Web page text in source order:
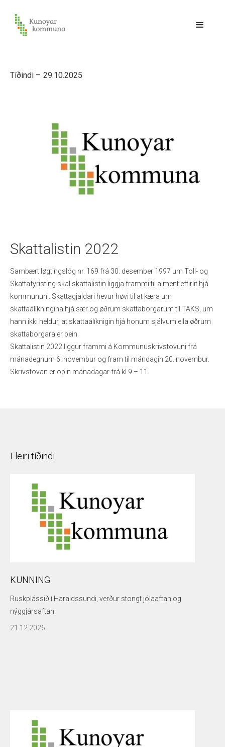
Tíðindi – 29.10.2025
Skattalistin 2022
Sambært løgtingslóg nr. 169 frá 30. desember 1997 um Toll- og
Skattafyristing skal skattalistin liggja frammi til alment eftirlit hjá
kommununi. Skattagjaldari hevur høvi til at kæra um
skattaálíkningina hjá sær og øðrum skattaborgarum til TAKS, um
hann ikki heldur, at skattaálíknigin hjá honum sjálvum ella øðrum
skattaborgara er bein.
Skattalistin 2022 liggur frammi á Kommunuskrivstovuni frá
mánadegnum 6. novembur og fram til mándagin 20. novembur.
Skrivstovan er opin mánadagar frá kl 9 – 11.
Fleiri tíðindi
KUNNING
Ruskplássið í Haraldssundi, verður stongt jólaaftan og
nýggjársaftan.
21.12.2026